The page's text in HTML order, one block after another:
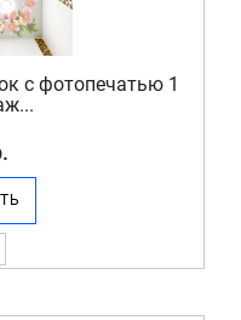
с фотопечатью 1